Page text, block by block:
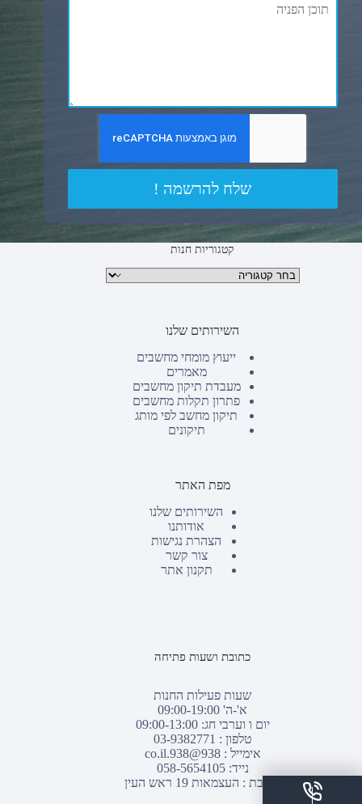
שלח להרשמה !
קטגוריות חנות
קטגוריות מוצרים
השירותים שלנו
ייעוץ מומחי מחשבים
מאמרים
מעבדת תיקון מחשבים
פתרון תקלות מחשבים
תיקון מחשב לפי מותג
תיקונים
מפת האתר
השירותים שלנו
אודותנו
הצהרת נגישות
צור קשר
תקנון אתר
כתובת ושעות פתיחה
שעות פעילות החנות
א'-ה' 09:00-19:00
יום ו וערבי חג: 09:00-13:00
טלפון : 03-9382771
אימייל :938@938.co.il
נייד: 058-5654105
כתובת : העצמאות 19 ראש העין